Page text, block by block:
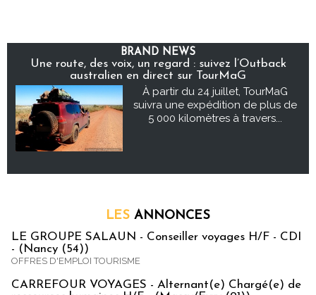
BRAND NEWS
Une route, des voix, un regard : suivez l’Outback
australien en direct sur TourMaG
À partir du 24 juillet, TourMaG
suivra une expédition de plus de
5 000 kilomètres à travers...
LES ANNONCES
LE GROUPE SALAUN - Conseiller voyages H/F - CDI
- (Nancy (54))
OFFRES D'EMPLOI TOURISME
CARREFOUR VOYAGES - Alternant(e) Chargé(e) de